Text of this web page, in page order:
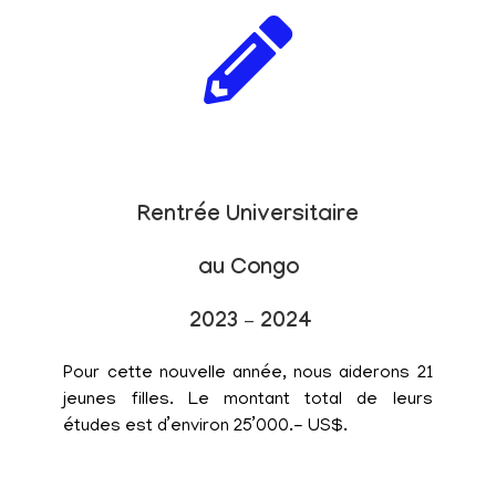
Rentrée Universitaire
au Congo
2023 – 2024
Pour cette nouvelle année, nous aiderons 21
jeunes filles. Le montant total de leurs
études est d’environ 25’000.- US$.